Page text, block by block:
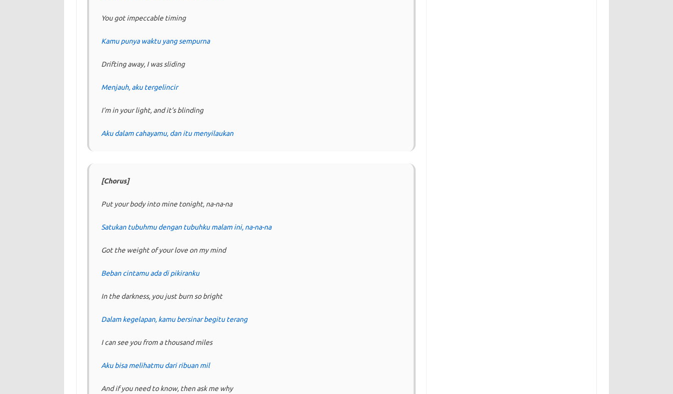
You got impeccable timing
Kamu punya waktu yang sempurna
Drifting away, I was sliding
Menjauh, aku tergelincir
I’m in your light, and it’s blinding
Aku dalam cahayamu, dan itu menyilaukan
[Chorus]
Put your body into mine tonight, na-na-na
Satukan tubuhmu dengan tubuhku malam ini, na-na-na
Got the weight of your love on my mind
Beban cintamu ada di pikiranku
In the darkness, you just burn so bright
Dalam kegelapan, kamu bersinar begitu terang
I can see you from a thousand miles
Aku bisa melihatmu dari ribuan mil
And if you need to know, then ask me why